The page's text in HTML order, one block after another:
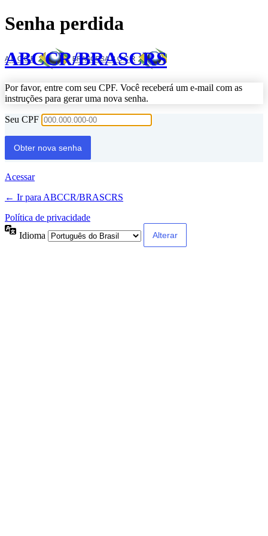
Senha perdida
ABCCR/BRASCRS
Por favor, entre com seu CPF. Você receberá um e-mail com as
instruções para gerar uma nova senha.
Seu CPF
Acessar
← Ir para ABCCR/BRASCRS
Política de privacidade
Idioma